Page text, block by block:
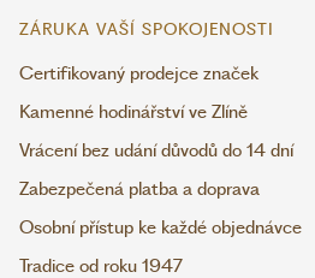
ZÁRUKA VAŠÍ SPOKOJENOSTI
Certifikovaný prodejce značek
Kamenné hodinářství ve Zlíně
Vrácení bez udání důvodů do 14 dní
Zabezpečená platba a doprava
Osobní přístup ke každé objednávce
Tradice od roku 1947